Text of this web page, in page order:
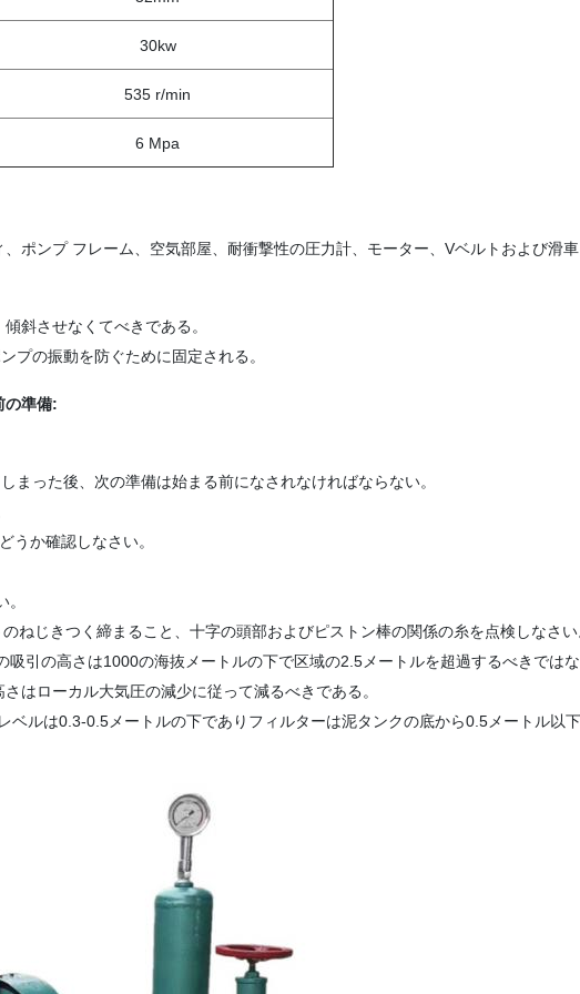
30kw
535 r/min
6 Mpa
ポンプ フレーム、空気部屋、耐衝撃性の圧力計、モーター、Vベルトおよび滑
斜させなくてべきである。
プの振動を防ぐために固定される。
の準備:
まった後、次の準備は始まる前になされなければならない。
うか確認しなさい。
ねじきつく締まること、十字の頭部およびピストン棒の関係の糸を点検しなさ
引の高さは1000の海抜メートルの下で区域の2.5メートルを超過するべきでは
はローカル大気圧の減少に従って減るべきである。
ベルは0.3-0.5メートルの下でありフィルターは泥タンクの底から0.5メートル以